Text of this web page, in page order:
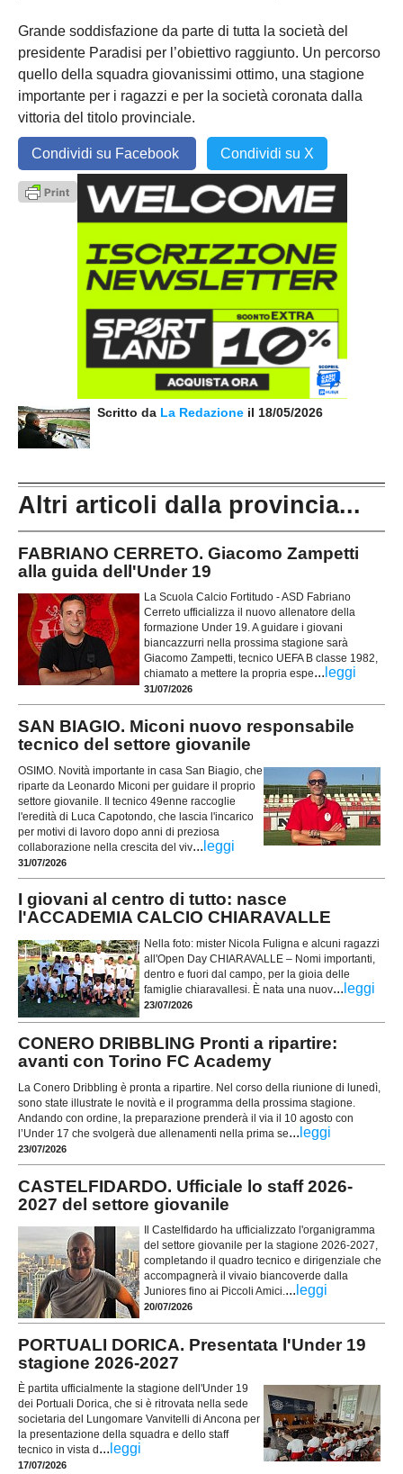
Grande soddisfazione da parte di tutta la società del
presidente Paradisi per l’obiettivo raggiunto. Un percorso
quello della squadra giovanissimi ottimo, una stagione
importante per i ragazzi e per la società coronata dalla
vittoria del titolo provinciale.
Condividi su Facebook Condividi su X
Scritto da La Redazione il 18/05/2026
Altri articoli dalla provincia...
FABRIANO CERRETO. Giacomo Zampetti
alla guida dell'Under 19
La Scuola Calcio Fortitudo - ASD Fabriano
Cerreto ufficializza il nuovo allenatore della
formazione Under 19. A guidare i giovani
biancazzurri nella prossima stagione sarà
Giacomo Zampetti, tecnico UEFA B classe 1982,
chiamato a mettere la propria espe... leggi
31/07/2026
SAN BIAGIO. Miconi nuovo responsabile
tecnico del settore giovanile
OSIMO. Novità importante in casa San Biagio, che
riparte da Leonardo Miconi per guidare il proprio
settore giovanile. Il tecnico 49enne raccoglie
l'eredità di Luca Capotondo, che lascia l'incarico
per motivi di lavoro dopo anni di preziosa
collaborazione nella crescita del viv... leggi
31/07/2026
I giovani al centro di tutto: nasce
l'ACCADEMIA CALCIO CHIARAVALLE
Nella foto: mister Nicola Fuligna e alcuni ragazzi
all'Open Day CHIARAVALLE – Nomi importanti,
dentro e fuori dal campo, per la gioia delle
famiglie chiaravallesi. È nata una nuov... leggi
23/07/2026
CONERO DRIBBLING Pronti a ripartire:
avanti con Torino FC Academy
La Conero Dribbling è pronta a ripartire. Nel corso della riunione di lunedì,
sono state illustrate le novità e il programma della prossima stagione.
Andando con ordine, la preparazione prenderà il via il 10 agosto con
l’Under 17 che svolgerà due allenamenti nella prima se... leggi
23/07/2026
CASTELFIDARDO. Ufficiale lo staff 2026-
2027 del settore giovanile
Il Castelfidardo ha ufficializzato l'organigramma
del settore giovanile per la stagione 2026-2027,
completando il quadro tecnico e dirigenziale che
accompagnerà il vivaio biancoverde dalla
Juniores fino ai Piccoli Amici.... leggi
20/07/2026
PORTUALI DORICA. Presentata l'Under 19
stagione 2026-2027
È partita ufficialmente la stagione dell'Under 19
dei Portuali Dorica, che si è ritrovata nella sede
societaria del Lungomare Vanvitelli di Ancona per
la presentazione della squadra e dello staff
tecnico in vista d ... leggi
17/07/2026